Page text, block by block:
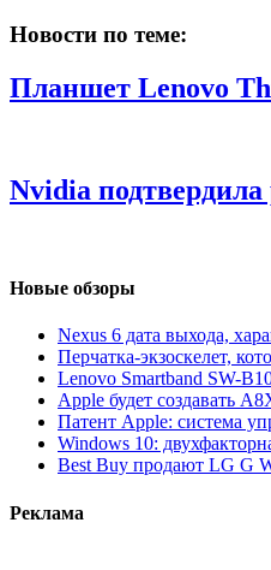
Новости по теме:
Планшет Lenovo
Nvidia
Новые обзоры
Nexus 6 дата выхода,
Перчатка-экзоскелет,
Lenovo Smartband SW-
Apple будет создавать
Патент Apple: система
Windows 10:
Best Buy продают LG G
Реклама